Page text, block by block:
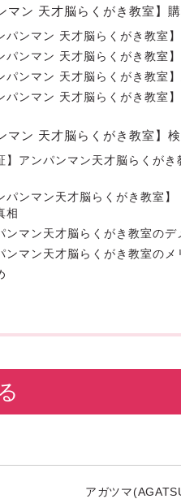
マン 天才脳らくがき教室】
パンマン 天才脳らくがき教室
パンマン 天才脳らくがき教室
パンマン 天才脳らくがき教室
パンマン 天才脳らくがき教室
マン 天才脳らくがき教室】
】アンパンマン天才脳らくが
パンマン天才脳らくがき教室
相
ンマン天才脳らくがき教室のデ
ンマン天才脳らくがき教室のメ
アガツマ